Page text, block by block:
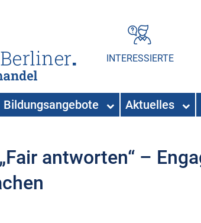
INTERESSIERTE
Bildungsangebote Aktuelles
antworten“ –